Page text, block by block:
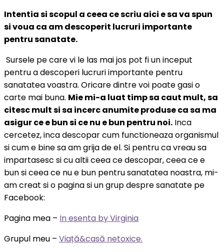
Intentia si scopul a ceea ce scriu aici e sa va spun
si voua ca am descoperit lucruri importante
pentru sanatate.
Sursele pe care vi le las mai jos pot fi un inceput
pentru a descoperi lucruri importante pentru
sanatatea voastra. Oricare dintre voi poate gasi o
carte mai buna. Mie mi-a luat timp sa caut mult, sa
citesc mult si sa incerc anumite produse ca sa ma
asigur ce e bun si ce nu e bun pentru noi. Inca
cercetez, inca descopar cum functioneaza organismul
si cum e bine sa am grija de el. Si pentru ca vreau sa
impartasesc si cu altii ceea ce descopar, ceea ce e
bun si ceea ce nu e bun pentru sanatatea noastra, mi-
am creat si o pagina si un grup despre sanatate pe
Facebook:
Pagina mea – In esenta by Virginia
Grupul meu – Viață&casă netoxice.